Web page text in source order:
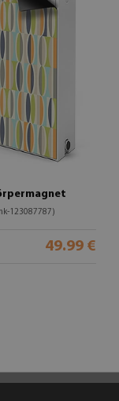
123087787)
49.99 €